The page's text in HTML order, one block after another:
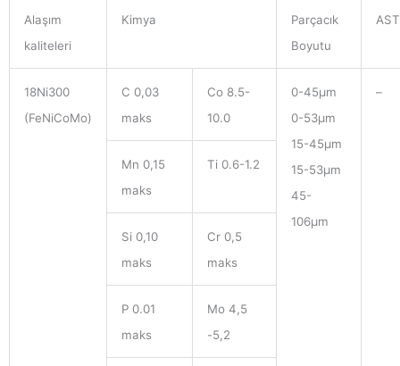
Alaşım
kaliteleri
Kimya
Parçacık
Boyutu
18Ni300
(FeNiCoMo)
C 0,03
maks
Co 8.5-
10.0
0-45μm
0-53μm
15-45μm
15-53μm
45-
106μm
–
Mn 0,15
maks
Ti 0.6-1.2
Si 0,10
maks
Cr 0,5
maks
P 0.01
maks
Mo 4,5
-5,2